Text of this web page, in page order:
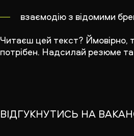
взаємодію з відомими
Читаєш цей текст? Ймовірно,
потрібен. Надсилай резюме
ВІДГУКНУТИСЬ НА